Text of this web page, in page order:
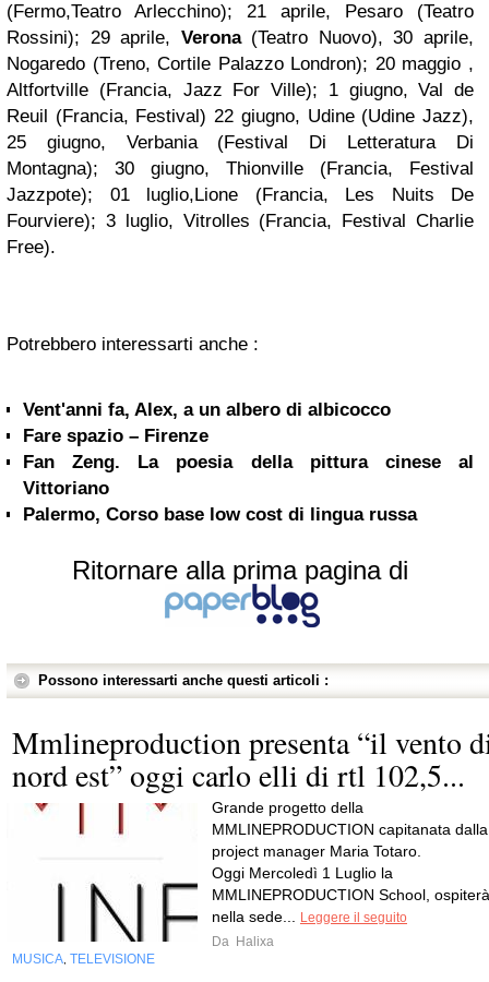
(Fermo,Teatro Arlecchino); 21 aprile, Pesaro (Teatro
Rossini); 29 aprile, Verona(Teatro Nuovo), 30 aprile,
Nogaredo (Treno, Cortile Palazzo Londron); 20 maggio ,
Altfortville (Francia, Jazz For Ville); 1 giugno, Val de
Reuil (Francia, Festival) 22 giugno, Udine (Udine Jazz),
25 giugno, Verbania (Festival Di Letteratura Di
Montagna); 30 giugno, Thionville (Francia, Festival
Jazzpote); 01 luglio,Lione (Francia, Les Nuits De
Fourviere); 3 luglio, Vitrolles (Francia, Festival Charlie
Free).
Potrebbero interessarti anche :
Vent'anni fa, Alex, a un albero di albicocco
Fare spazio – Firenze
Fan Zeng. La poesia della pittura cinese al
Vittoriano
Palermo, Corso base low cost di lingua russa
Ritornare alla prima pagina di
Possono interessarti anche questi articoli :
Mmlineproduction presenta “il vento
nord est” oggi carlo elli di rtl 102,5...
Grande progetto della
MMLINEPRODUCTION capitanata dalla
project manager Maria Totaro.
Oggi Mercoledì 1 Luglio la
MMLINEPRODUCTION School, ospiterà
nella sede...
Leggere il seguito
Da Halixa
MUSICA TELEVISIONE